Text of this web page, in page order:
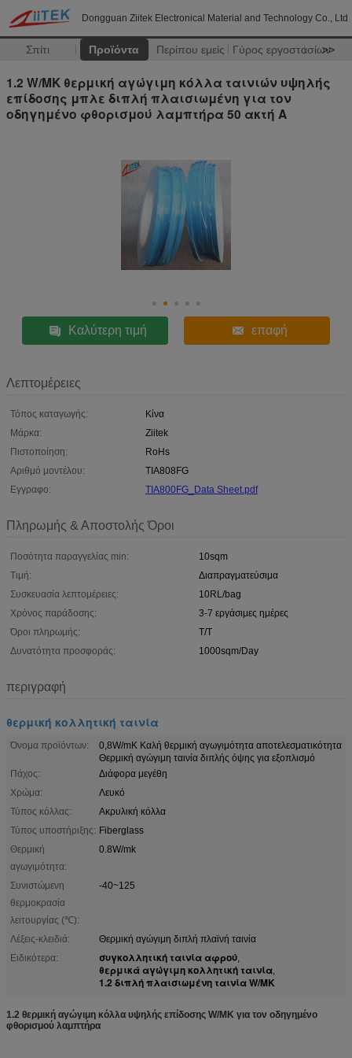
Dongguan Ziitek Electronical Material and Technology Co., Ltd
Σπίτι Προϊόντα Περίπου εμείς Γύρος εργοστασίων
>>
1.2 W/MK θερμική αγώγιμη κόλλα ταινιών υψηλής
επίδοσης μπλε διπλή πλαισιωμένη για τον
οδηγημένο φθορισμού λαμπτήρα 50 ακτή Α
Καλύτερη τιμή επαφή
Λεπτομέρειες
Τόπος καταγωγής:
Κίνα
Μάρκα:
Ziitek
Πιστοποίηση:
RoHs
Αριθμό μοντέλου:
TIA808FG
Εγγραφο:
TIA800FG_Data Sheet.pdf
Πληρωμής & Αποστολής Όροι
Ποσότητα παραγγελίας min:
10sqm
Τιμή:
Διαπραγματεύσιμα
Συσκευασία λεπτομέρειες:
10RL/bag
Χρόνος παράδοσης:
3-7 εργάσιμες ημέρες
Όροι πληρωμής:
T/T
Δυνατότητα προσφοράς:
1000sqm/Day
περιγραφή
θερμική κολλητική ταινία
Όνομα προϊόντων:
0,8W/mK Καλή θερμική αγωγιμότητα αποτελεσματικότητα
Θερμική αγώγιμη ταινία διπλής όψης για εξοπλισμό
Πάχος:
Διάφορα μεγέθη
Χρώμα:
Λευκό
Τύπος κόλλας:
Ακρυλική κόλλα
Τύπος υποστήριξης: Fiberglass
Θερμική
αγωγιμότητα:
0.8W/mk
Συνιστώμενη
θερμοκρασία
λειτουργίας (℃):
-40~125
Λέξεις-κλειδιά:
Θερμική αγώγιμη διπλή πλαϊνή ταινία
Ειδικότερα:
συγκολλητική ταινία αφρού,
θερμικά αγώγιμη κολλητική ταινία,
1.2 διπλή πλαισιωμένη ταινία W/MK
1.2 θερμική αγώγιμη κόλλα υψηλής επίδοσης W/MK για τον οδηγημένο
φθορισμού λαμπτήρα